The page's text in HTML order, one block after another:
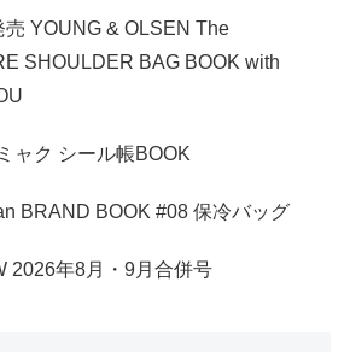
売 YOUNG & OLSEN The
SHOULDER BAG BOOK with
ャク シール帳BOOK
BRAND BOOK #08 保冷バッグ
2026年8月・9月合併号